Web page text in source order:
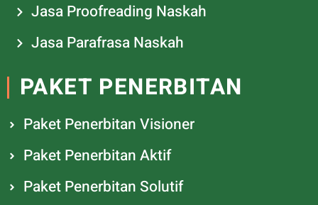
Jasa Proofreading Naskah
Jasa Parafrasa Naskah
PAKET PENERBITAN
Paket Penerbitan Visioner
Paket Penerbitan Aktif
Paket Penerbitan Solutif